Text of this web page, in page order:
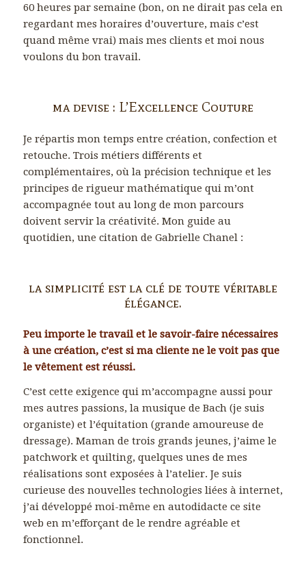
60 heures par semaine (bon, on ne dirait pas cela en
regardant mes horaires d’ouverture, mais c’est
quand même vrai) mais mes clients et moi nous
voulons du bon travail.
ma devise : L’Excellence Couture
Je répartis mon temps entre création, confection et
retouche. Trois métiers différents et
complémentaires, où la précision technique et les
principes de rigueur mathématique qui m’ont
accompagnée tout au long de mon parcours
doivent servir la créativité. Mon guide au
quotidien, une citation de Gabrielle Chanel :
la simplicité est la clé de toute véritable
élégance.
Peu importe le travail et le savoir-faire nécessaires
à une création, c’est si ma cliente ne le voit pas que
le vêtement est réussi.
C’est cette exigence qui m’accompagne aussi pour
mes autres passions, la musique de Bach (je suis
organiste) et l’équitation (grande amoureuse de
dressage). Maman de trois grands jeunes, j’aime le
patchwork et quilting, quelques unes de mes
réalisations sont exposées à l’atelier. Je suis
curieuse des nouvelles technologies liées à internet,
j’ai développé moi-même en autodidacte ce site
web en m’efforçant de le rendre agréable et
fonctionnel.